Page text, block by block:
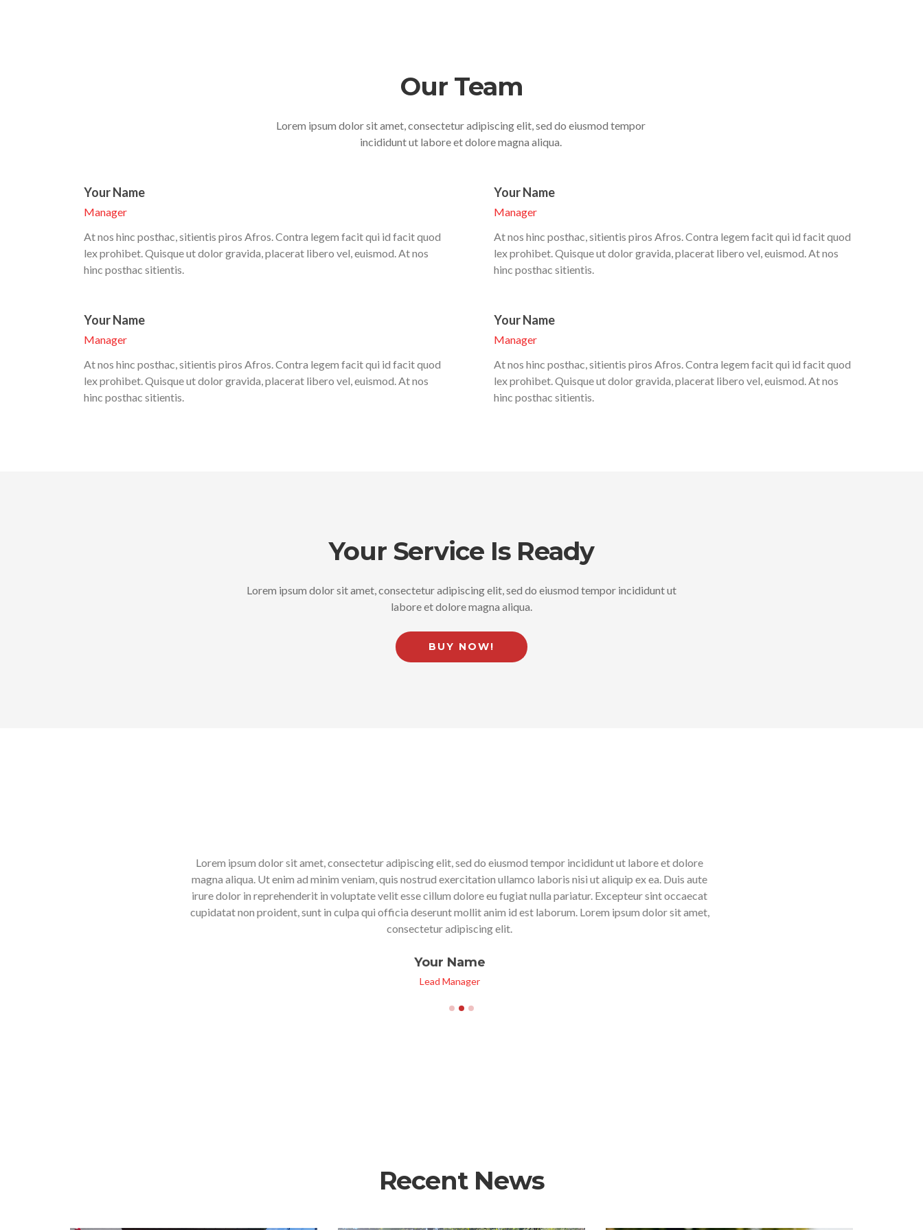
Our Team
Lorem ipsum dolor sit amet, consectetur adipiscing elit, sed do eiusmod tempor
incididunt ut labore et dolore magna aliqua.
Your Name
Manager
At nos hinc posthac, sitientis piros Afros. Contra legem facit qui id facit quod
lex prohibet. Quisque ut dolor gravida, placerat libero vel, euismod. At nos
hinc posthac sitientis.
Your Name
Manager
At nos hinc posthac, sitientis piros Afros. Contra legem facit qui id facit quod
lex prohibet. Quisque ut dolor gravida, placerat libero vel, euismod. At nos
hinc posthac sitientis.
Your Name
Manager
At nos hinc posthac, sitientis piros Afros. Contra legem facit qui id facit quod
lex prohibet. Quisque ut dolor gravida, placerat libero vel, euismod. At nos
hinc posthac sitientis.
Your Name
Manager
At nos hinc posthac, sitientis piros Afros. Contra legem facit qui id facit quod
lex prohibet. Quisque ut dolor gravida, placerat libero vel, euismod. At nos
hinc posthac sitientis.
Your Service Is Ready
Lorem ipsum dolor sit amet, consectetur adipiscing elit, sed do eiusmod tempor incididunt ut
labore et dolore magna aliqua.
BUY NOW!
Lorem ipsum dolor sit amet, consectetur adipiscing elit, sed do eiusmod tempor incididunt ut labore et dolore
magna aliqua. Ut enim ad minim veniam, quis nostrud exercitation ullamco laboris nisi ut aliquip ex ea. Duis aute
irure dolor in reprehenderit in voluptate velit esse cillum dolore eu fugiat nulla pariatur. Excepteur sint occaecat
cupidatat non proident, sunt in culpa qui officia deserunt mollit anim id est laborum. Lorem ipsum dolor sit amet,
consectetur adipiscing elit.
Your Name
Lead Manager
Recent News